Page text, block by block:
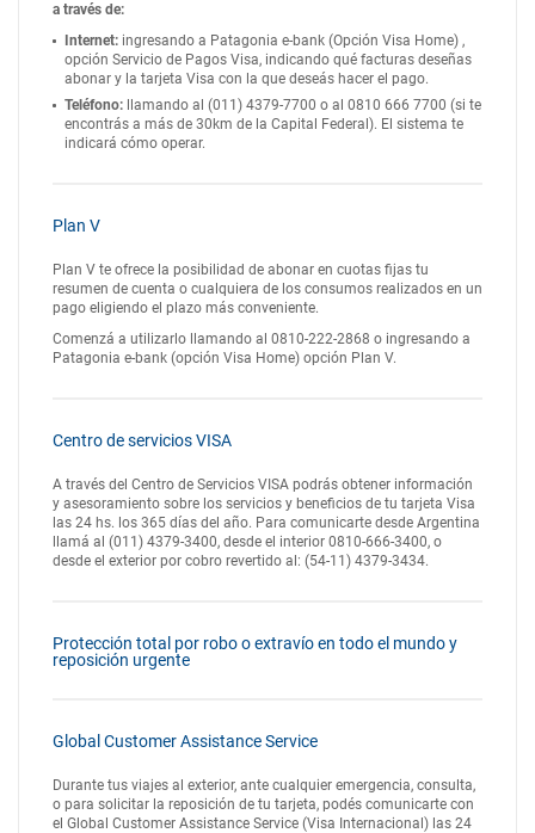
a través de:
Internet: ingresando a Patagonia e-bank (Opción Visa Home) ,
opción Servicio de Pagos Visa, indicando qué facturas deseñas
abonar y la tarjeta Visa con la que deseás hacer el pago.
Teléfono: llamando al (011) 4379-7700 o al 0810 666 7700 (si te
encontrás a más de 30km de la Capital Federal). El sistema te
indicará cómo operar.
Plan V
Plan V te ofrece la posibilidad de abonar en cuotas fijas tu
resumen de cuenta o cualquiera de los consumos realizados en un
pago eligiendo el plazo más conveniente.
Comenzá a utilizarlo llamando al 0810-222-2868 o ingresando a
Patagonia e-bank (opción Visa Home) opción Plan V.
Centro de servicios VISA
A través del Centro de Servicios VISA podrás obtener información
y asesoramiento sobre los servicios y beneficios de tu tarjeta Visa
las 24 hs. los 365 días del año. Para comunicarte desde Argentina
llamá al (011) 4379-3400, desde el interior 0810-666-3400, o
desde el exterior por cobro revertido al: (54-11) 4379-3434.
Protección total por robo o extravío en todo el mundo y
reposición urgente
Global Customer Assistance Service
Durante tus viajes al exterior, ante cualquier emergencia, consulta,
o para solicitar la reposición de tu tarjeta, podés comunicarte con
el Global Customer Assistance Service (Visa Internacional) las 24